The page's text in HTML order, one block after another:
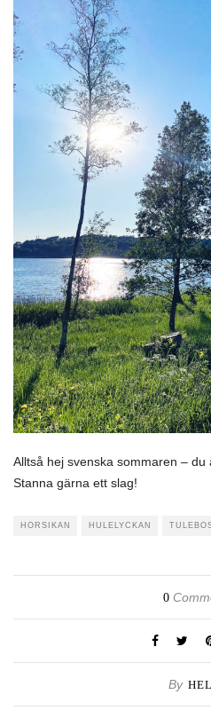
Alltså hej svenska sommaren – du
Stanna gärna ett slag!
HORSIKAN HULELYCKAN
0
By